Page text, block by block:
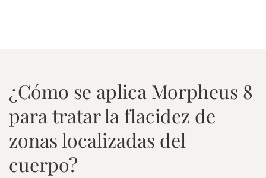
¿Cómo se aplica Morpheus 8
para tratar la flacidez de
zonas localizadas del
cuerpo?